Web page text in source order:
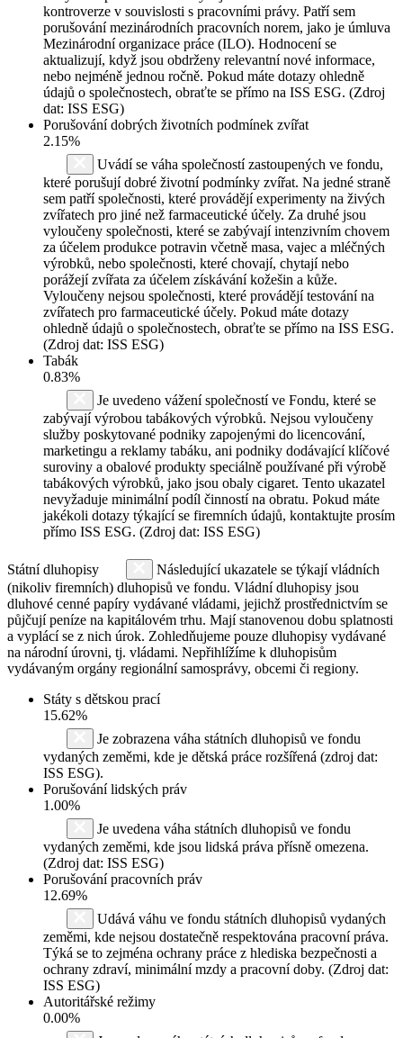
kontroverze v souvislosti s pracovními právy. Patří sem
porušování mezinárodních pracovních norem, jako je úmluva
Mezinárodní organizace práce (ILO). Hodnocení se
aktualizují, když jsou obdrženy relevantní nové informace,
nebo nejméně jednou ročně. Pokud máte dotazy ohledně
údajů o společnostech, obraťte se přímo na ISS ESG. (Zdroj
dat: ISS ESG)
Porušování dobrých životních podmínek zvířat
2.15%
Uvádí se váha společností zastoupených ve fondu,
které porušují dobré životní podmínky zvířat. Na jedné straně
sem patří společnosti, které provádějí experimenty na živých
zvířatech pro jiné než farmaceutické účely. Za druhé jsou
vyloučeny společnosti, které se zabývají intenzivním chovem
za účelem produkce potravin včetně masa, vajec a mléčných
výrobků, nebo společnosti, které chovají, chytají nebo
porážejí zvířata za účelem získávání kožešin a kůže.
Vyloučeny nejsou společnosti, které provádějí testování na
zvířatech pro farmaceutické účely. Pokud máte dotazy
ohledně údajů o společnostech, obraťte se přímo na ISS ESG.
(Zdroj dat: ISS ESG)
Tabák
0.83%
Je uvedeno vážení společností ve Fondu, které se
zabývají výrobou tabákových výrobků. Nejsou vyloučeny
služby poskytované podniky zapojenými do licencování,
marketingu a reklamy tabáku, ani podniky dodávající klíčové
suroviny a obalové produkty speciálně používané při výrobě
tabákových výrobků, jako jsou obaly cigaret. Tento ukazatel
nevyžaduje minimální podíl činností na obratu. Pokud máte
jakékoli dotazy týkající se firemních údajů, kontaktujte prosím
přímo ISS ESG. (Zdroj dat: ISS ESG)
Státní dluhopisy
Následující ukazatele se týkají vládních
(nikoliv firemních) dluhopisů ve fondu. Vládní dluhopisy jsou
dluhové cenné papíry vydávané vládami, jejichž prostřednictvím se
půjčují peníze na kapitálovém trhu. Mají stanovenou dobu splatnosti
a vyplácí se z nich úrok. Zohledňujeme pouze dluhopisy vydávané
na národní úrovni, tj. vládami. Nepřihlížíme k dluhopisům
vydávaným orgány regionální samosprávy, obcemi či regiony.
Státy s dětskou prací
15.62%
Je zobrazena váha státních dluhopisů ve fondu
vydaných zeměmi, kde je dětská práce rozšířená (zdroj dat:
ISS ESG).
Porušování lidských práv
1.00%
Je uvedena váha státních dluhopisů ve fondu
vydaných zeměmi, kde jsou lidská práva přísně omezena.
(Zdroj dat: ISS ESG)
Porušování pracovních práv
12.69%
Udává váhu ve fondu státních dluhopisů vydaných
zeměmi, kde nejsou dostatečně respektována pracovní práva.
Týká se to zejména ochrany práce z hlediska bezpečnosti a
ochrany zdraví, minimální mzdy a pracovní doby. (Zdroj dat:
ISS ESG)
Autoritářské režimy
0.00%